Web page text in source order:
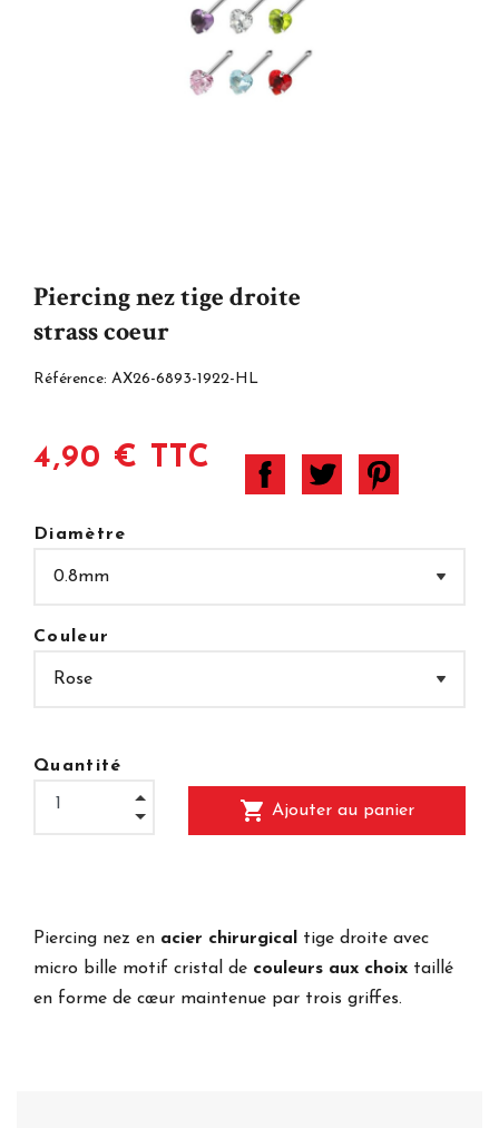
Piercing nez tige droite
strass coeur
Référence: AX26-6893-1922-HL
4,90 € TTC
Diamètre
Couleur
Quantité
shopping_cart Ajouter au panier
Piercing nez en acier chirurgical
tige droite avec
micro bille motif cristal de couleurs aux choix taillé
en forme de cœur maintenue par trois griffes.